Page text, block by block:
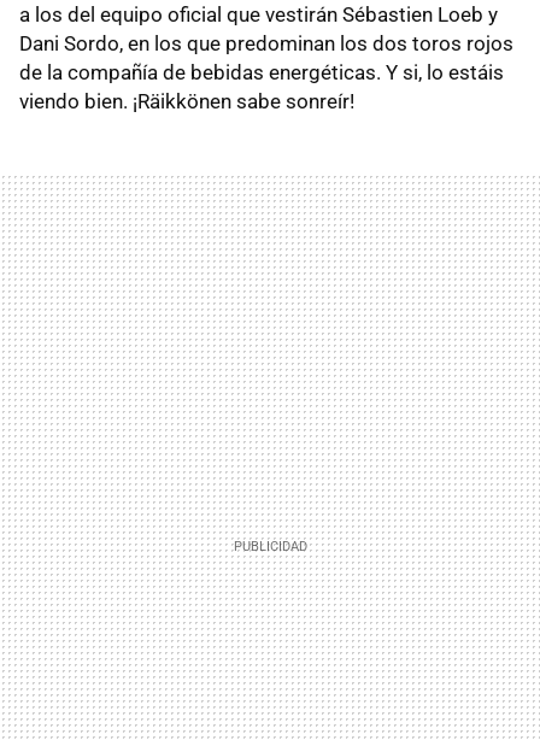
a los del equipo oficial que vestirán Sébastien Loeb y
Dani Sordo, en los que predominan los dos toros rojos
de la compañía de bebidas energéticas. Y si, lo estáis
viendo bien. ¡Räikkönen sabe sonreír!